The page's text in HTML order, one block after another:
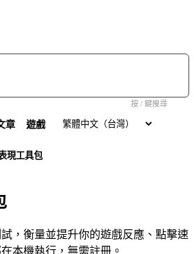
按 / 鍵搜尋
章 遊戲
現工具包
，衡量並提升你的遊戲反應、點擊速
本機執行，無需註冊。